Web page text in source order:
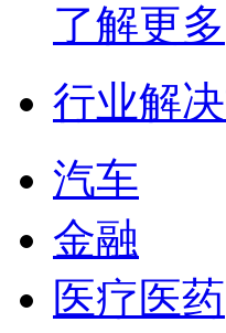
了解更多
行业解
汽车
金融
医疗医药